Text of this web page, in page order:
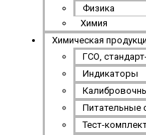
Физика
Химия
Химическая
ГСО,
Индикаторы
Питательные
Тест-